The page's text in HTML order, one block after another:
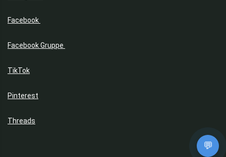
Facebook
Facebook Gruppe
TikTok
Pinterest
Threads
💬